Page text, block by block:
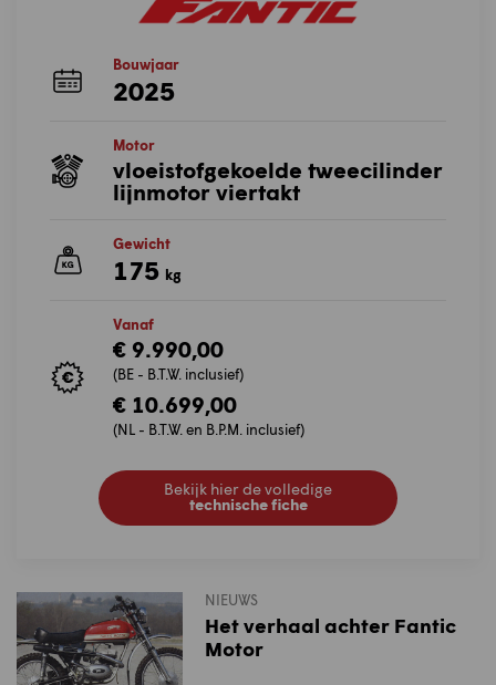
Bouwjaar
2025
Motor
vloeistofgekoelde tweecilinder
lijnmotor viertakt
Gewicht
175 kg
Vanaf
€ 9.990,00
(BE - B.T.W. inclusief)
€ 10.699,00
(NL - B.T.W. en B.P.M. inclusief)
Bekijk hier de volledige
technische fiche
NIEUWS
Het verhaal achter Fantic
Motor